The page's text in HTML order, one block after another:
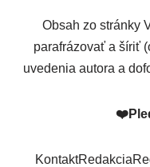
Obsah zo stránky
parafrázovať a šíriť
uvedenia autora a
❤️
KontaktRedakcia